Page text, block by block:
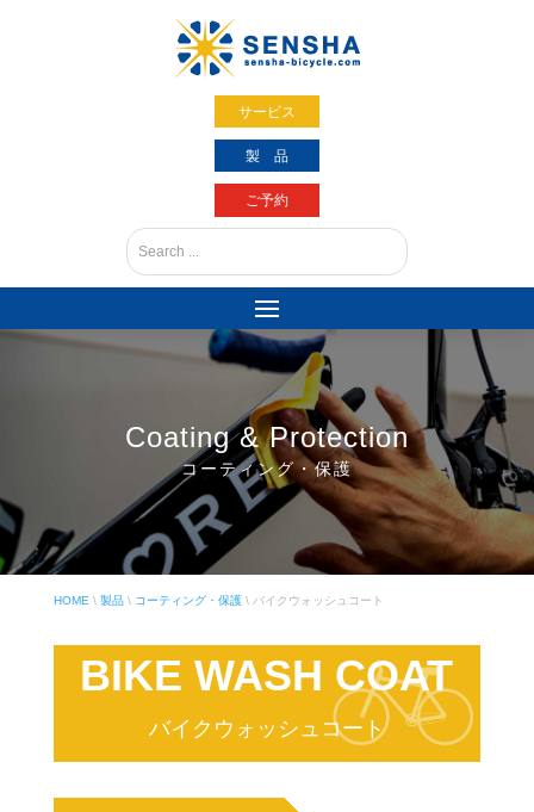
サービス
製 品
ご予約
Coating & Protection
コーティング・保護
HOME\ 製品\ コーティング・保護\ バイクウォッシュコート
BIKE WASH COAT
バイクウォッシュコート